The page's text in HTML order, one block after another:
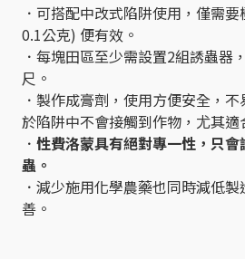
．可搭配中改式陷阱使用，僅需
0.1公克) 便有效。
．每塊田區至少需設置2組誘蟲器
尺。
．製作成膏劑，使用方便安全，
於陷阱中不會接觸到作物，尤其適
． 性費洛蒙具有絕對專一性，只
蟲。
．減少施用化學農藥也同時減低
善。